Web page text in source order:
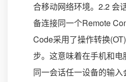
合移动网络环境。2.2 会
备连接同一个Remote
Code采用了操作转换
步。这意味着在手机和
同一会话任一设备的输